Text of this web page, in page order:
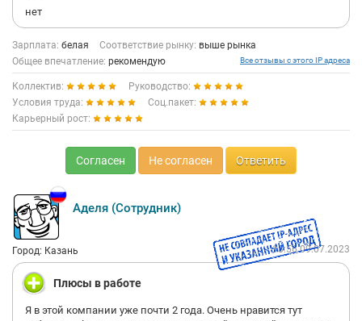
нет
Зарплата: белая Соответствие рынку: выше рынка
Общее впечатление: рекомендую Все отзывы с этого IP адреса
Коллектив:
Руководство:
Условия труда:
Соц.пакет:
Карьерный рост:
Согласен Не согласен Ответить
Аделя (Сотрудник)
Город: Казань 18:56 09.07.2023
Плюсы в работе
Я в этой компании уже почти 2 года. Очень нравится тут